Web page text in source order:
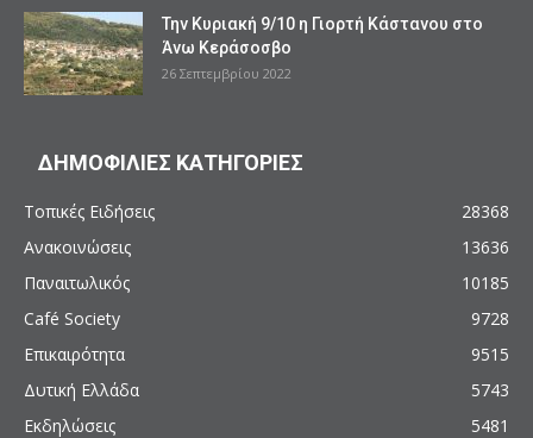
Την Κυριακή 9/10 η Γιορτή Κάστανου στο
Άνω Κεράσοσβο
26 Σεπτεμβρίου 2022
ΔΗΜΟΦΙΛΙΕΣ ΚΑΤΗΓΟΡΙΕΣ
Τοπικές Ειδήσεις
28368
Ανακοινώσεις
13636
Παναιτωλικός
10185
Café Society
9728
Επικαιρότητα
9515
Δυτική Ελλάδα
5743
Εκδηλώσεις
5481